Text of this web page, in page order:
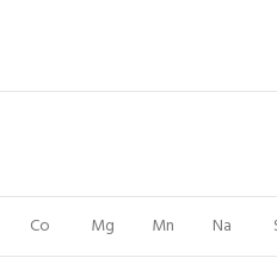
Co Mg Mn Na